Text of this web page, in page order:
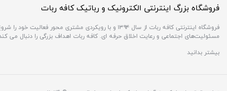
فروشگاه بزرگ اینترنتی الکترونیک و رباتیک کافه ربات
فروشگاه اینترنتی کافه ربات از سال ۱۳۹۴ و با
مسئولیت‌های اجتماعی و رعایت اخلاق حرفه ای. کافه ربات اهداف بزرگی را دنبال می
بیشتر بدانید